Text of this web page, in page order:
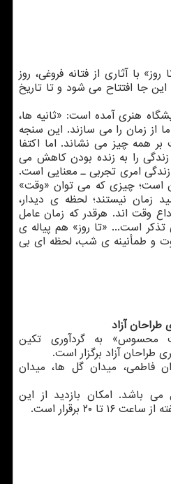
با آثاری از فتانه فروغی، روز
این جا افتتاح می شود و تا تاریخ
هنری آمده است: «ثانیه ها،
از زمان را می سازند. این سنجه
همه چیز می نشاند. اما اکتفا
را به زنده بودن کاهش می
امری تجربی ـ معنایی است.
است؛ چیزی که می توان «وقت»
زمان نیستند؛ لحظه ­ی دیدار،
وقت اند. هرقدر که زمان عامل
است... «تا روز» هم پیاله­ ی
و طمأنینه­ ی شب، لحظه ای بی
آزاد
محسوس» به گردآوری تکین
فاطمی، میدان گل ها، میدان
باشد. امکان بازدید از این
۲۰ برقرار است.